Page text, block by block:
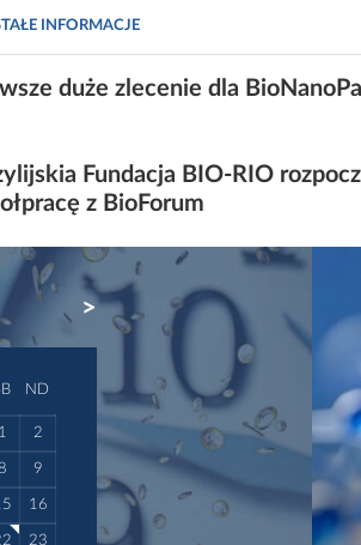
INFORMACJE
duże zlecenie dla
Fundacja BIO-RIO
z BioForum
NEXT
ND
1 2
9
16
23